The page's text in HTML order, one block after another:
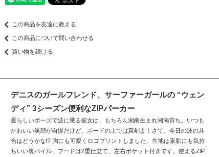
この商品を友達に教える
この商品について問い合わせる
買い物を続ける
デニスのガールフレンド、サーファーガールの “ウェン
ディ” 3シーズン便利なZIPパーカー
愛らしいポーズで波に乗る彼女は、もちろん湘南生まれ湘南育ち。いつも
かわいい笑顔が自慢だけど、ボードの上では真剣よ！さて、今日の波の具
合はどうかな!? 胸にも可愛くロゴプリントしました。生地は素肌にも気持
ちいい裏パイル、フードは2重仕立て、左右ポケット付きです。使えるZIP